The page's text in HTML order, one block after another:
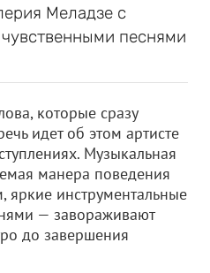
Меладзе с
песнями
которые сразу
идет об этом артисте
Музыкальная
манера поведения
яркие инструментальные
— завораживают
до завершения